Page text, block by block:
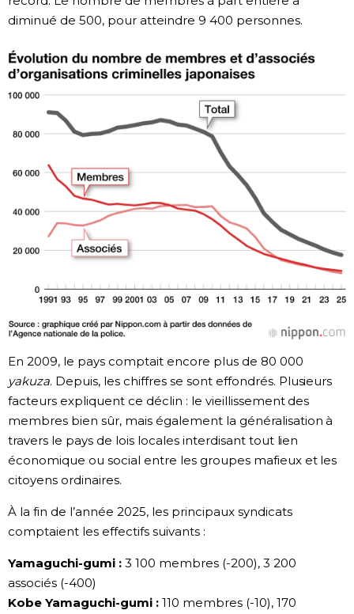
diminué de 500, pour atteindre 9 400 personnes.
En 2009, le pays comptait encore plus de 80 000
yakuza. Depuis, les chiffres se sont effondrés. Plusieurs
facteurs expliquent ce déclin : le vieillissement des
membres bien sûr, mais également la généralisation à
travers le pays de lois locales interdisant tout lien
économique ou social entre les groupes mafieux et les
citoyens ordinaires.
À la fin de l’année 2025, les principaux syndicats
comptaient les effectifs suivants :
Yamaguchi-gumi :3 100 membres (-200), 3 200
associés (-400)
Kobe Yamaguchi-gumi :110 membres (-10), 170